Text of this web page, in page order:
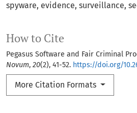
spyware, evidence, surveillance,
How to Cite
Pegasus Software and Fair Criminal
Novum, 20(2), 41-52. https://doi.org/
More Citation Formats